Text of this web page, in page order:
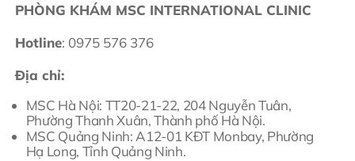
PHÒNG KHÁM MSC INTERNATIONAL CLINIC
Hotline: 0975 576 376
Địa chỉ:
MSC Hà Nội: TT20-21-22, 204 Nguyễn Tuân,
Phường Thanh Xuân, Thành phố Hà Nội.
MSC Quảng Ninh: A12-01 KĐT Monbay, Phường
Hạ Long, Tỉnh Quảng Ninh.